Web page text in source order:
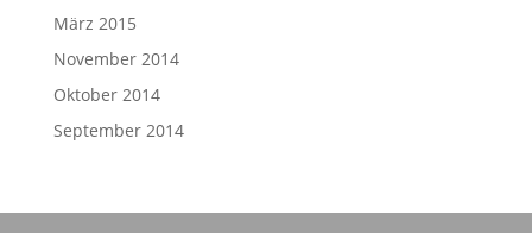
März 2015
November 2014
Oktober 2014
September 2014